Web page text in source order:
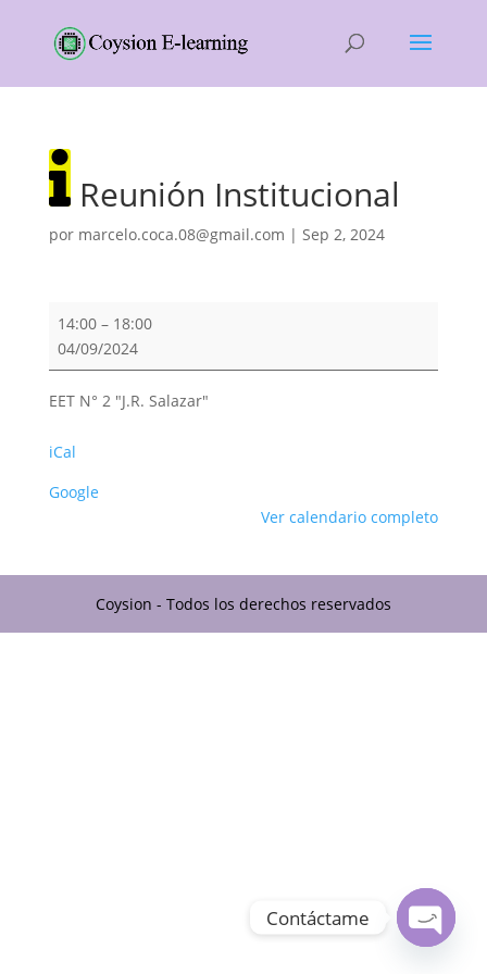
Reunión Institucional
por marcelo.coca.08@gmail.com | Sep 2, 2024
Reunión
Institucional
14:00 – 18:00
04/09/2024
EET N° 2 "J.R. Salazar"
iCal
Google
Ver calendario completo
Coysion - Todos los derechos reservados
Contáctame